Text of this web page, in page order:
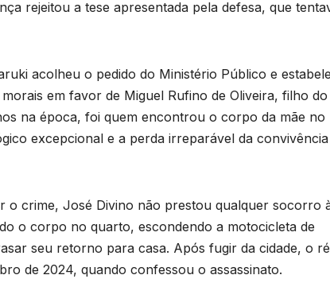
rejeitou a tese apresentada pela defesa, que
acolheu o pedido do Ministério Público e
em favor de Miguel Rufino de Oliveira, filho do
na época, foi quem encontrou o corpo da mãe no
excepcional e a perda irreparável da convivência
o crime, José Divino não prestou qualquer socorro
o corpo no quarto, escondendo a motocicleta de
seu retorno para casa. Após fugir da cidade, o
de 2024, quando confessou o assassinato.